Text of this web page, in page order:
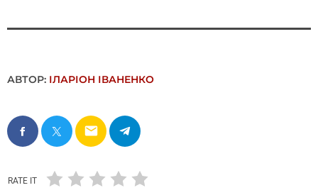
АВТОР: ІЛАРІОН ІВАНЕНКО
email
RATE IT